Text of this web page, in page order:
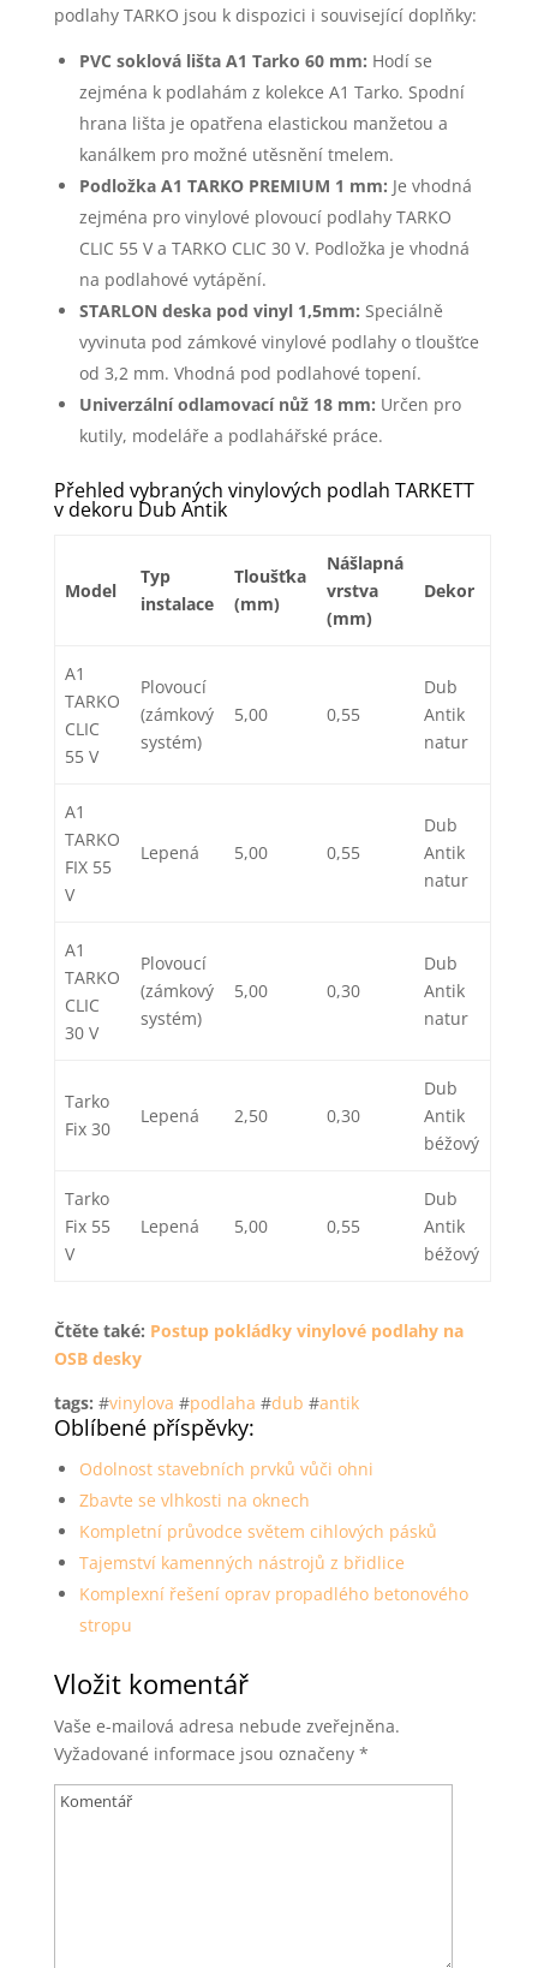
podlahy TARKO jsou k dispozici i související doplňky:
PVC soklová lišta A1 Tarko 60 mm: Hodí se
zejména k podlahám z kolekce A1 Tarko. Spodní
hrana lišta je opatřena elastickou manžetou a
kanálkem pro možné utěsnění tmelem.
Podložka A1 TARKO PREMIUM 1 mm: Je vhodná
zejména pro vinylové plovoucí podlahy TARKO
CLIC 55 V a TARKO CLIC 30 V. Podložka je vhodná
na podlahové vytápění.
STARLON deska pod vinyl 1,5mm: Speciálně
vyvinuta pod zámkové vinylové podlahy o tloušťce
od 3,2 mm. Vhodná pod podlahové topení.
Univerzální odlamovací nůž 18 mm: Určen pro
kutily, modeláře a podlahářské práce.
Přehled vybraných vinylových podlah TARKETT
v dekoru Dub Antik
Model
Typ
instalace
Tloušťka
(mm)
Nášlapná
vrstva
(mm)
Dekor
A1
TARKO
CLIC
55 V
Plovoucí
(zámkový
systém)
5,00 0,55
Dub
Antik
natur
A1
TARKO
FIX 55
V
Lepená 5,00 0,55
Dub
Antik
natur
A1
TARKO
CLIC
30 V
Plovoucí
(zámkový
systém)
5,00 0,30
Dub
Antik
natur
Tarko
Fix 30
Lepená 2,50 0,30
Dub
Antik
béžový
Tarko
Fix 55
V
Lepená 5,00 0,55
Dub
Antik
béžový
Čtěte také: Postup pokládky vinylové podlahy na
OSB desky
tags: #vinylova #podlaha #dub #antik
Oblíbené příspěvky:
Odolnost stavebních prvků vůči ohni
Zbavte se vlhkosti na oknech
Kompletní průvodce světem cihlových pásků
Tajemství kamenných nástrojů z břidlice
Komplexní řešení oprav propadlého betonového
stropu
Vložit komentář
Vaše e-mailová adresa nebude zveřejněna.
Vyžadované informace jsou označeny *